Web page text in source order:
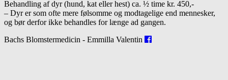
Behandling af dyr (hund, kat eller hest) ca. ½ time kr. 450,-
– Dyr er som ofte mere følsomme og modtagelige end mennesker,
og bør derfor ikke behandles for længe ad gangen.
Bachs Blomstermedicin - Emmilla Valentin